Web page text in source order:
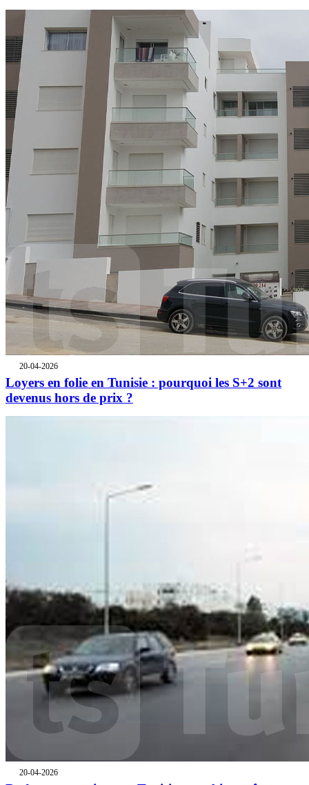
20-04-2026
Loyers en folie en Tunisie : pourquoi les S+2 sont
devenus hors de prix ?
20-04-2026